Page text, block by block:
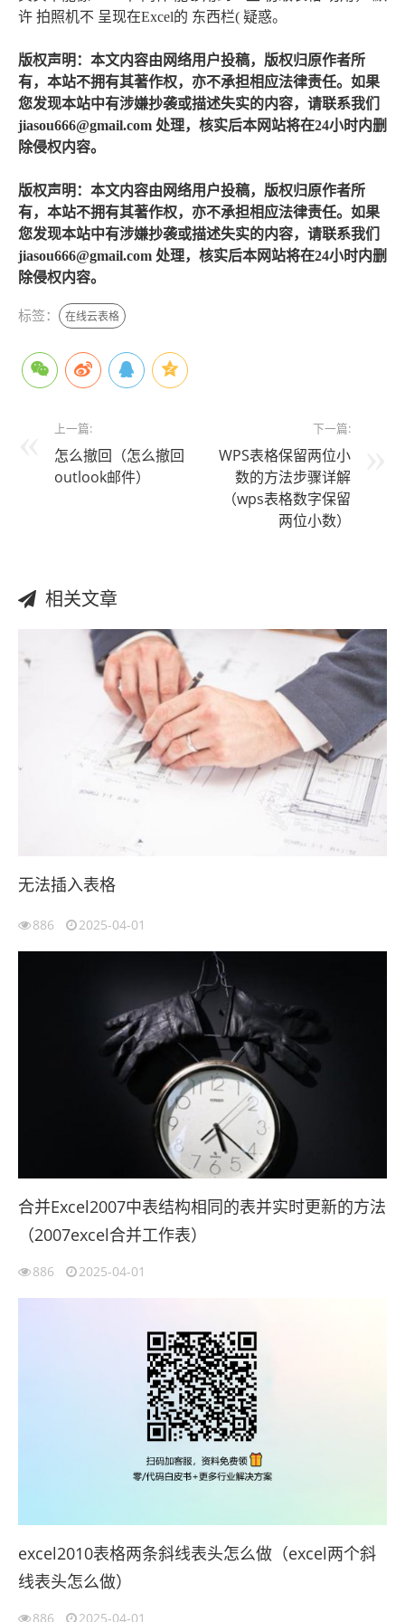
许 拍照机不 呈现在Excel的 东西栏( 疑惑。
版权声明：本文内容由网络用户投稿，版权归原作者所
有，本站不拥有其著作权，亦不承担相应法律责任。如果
您发现本站中有涉嫌抄袭或描述失实的内容，请联系我们
jiasou666@gmail.com 处理，核实后本网站将在24小时内删
除侵权内容。
版权声明：本文内容由网络用户投稿，版权归原作者所
有，本站不拥有其著作权，亦不承担相应法律责任。如果
您发现本站中有涉嫌抄袭或描述失实的内容，请联系我们
jiasou666@gmail.com 处理，核实后本网站将在24小时内删
除侵权内容。
标签： 在线云表格
上一篇:
怎么撤回（怎么撤回
outlook邮件）
下一篇:
WPS表格保留两位小
数的方法步骤详解
（wps表格数字保留
两位小数）
相关文章
无法插入表格
886 2025-04-01
合并Excel2007中表结构相同的表并实时更新的方法
（2007excel合并工作表）
886 2025-04-01
excel2010表格两条斜线表头怎么做（excel两个斜
线表头怎么做）
886 2025-04-01